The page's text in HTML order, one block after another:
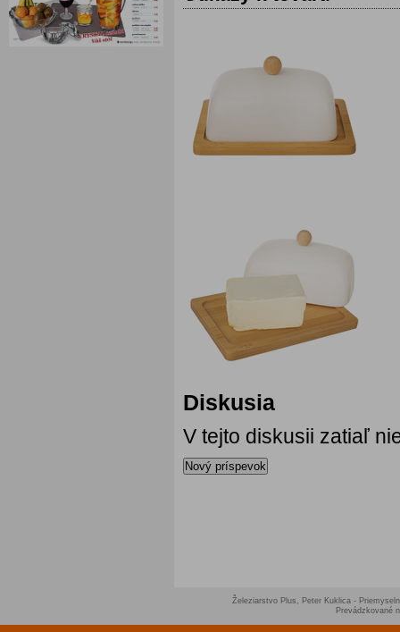
Diskusia
V tejto diskusii zatiaľ
Nový príspevok
Železiarstvo Plus, Peter Kuklica -
Prevádzkované